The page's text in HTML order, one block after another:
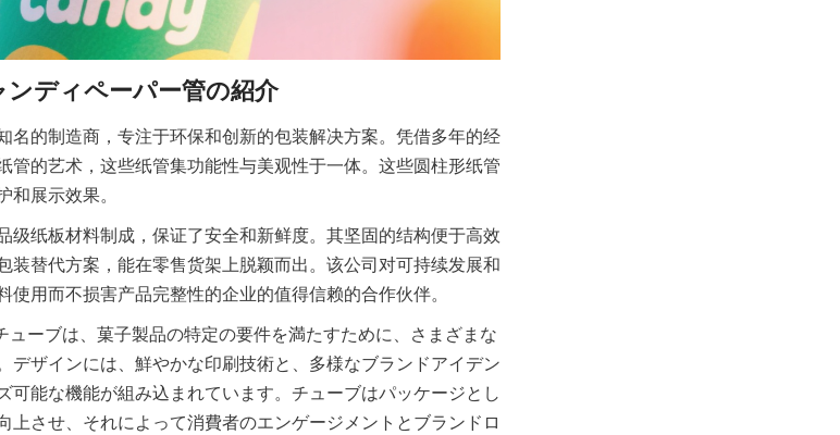
名的制造商，专注于环保和创新的包装解决方案。凭借多年的经
管的艺术，这些纸管集功能性与美观性于一体。这些圆柱形纸管
展示效果。
级纸板材料制成，保证了安全和新鲜度。其坚固的结构便于高效
装替代方案，能在零售货架上脱颖而出。该公司对可持续发展和
用而不损害产品完整性的企业的值得信赖的合作伙伴。
ューブは、菓子製品の特定の要件を満たすために、さまざまな
デザインには、鮮やかな印刷技術と、多様なブランドアイデン
可能な機能が組み込まれています。チューブはパッケージとし
上させ、それによって消費者のエンゲージメントとブランドロ